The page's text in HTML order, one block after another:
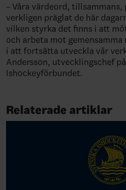
– Våra värdeord,
verkligen präglat de här
vilken styrka det finns i att
och arbeta mot
i att fortsätta utveckla vår
Andersson, utvecklingschef
Ishockeyförbundet.
Relaterade artiklar